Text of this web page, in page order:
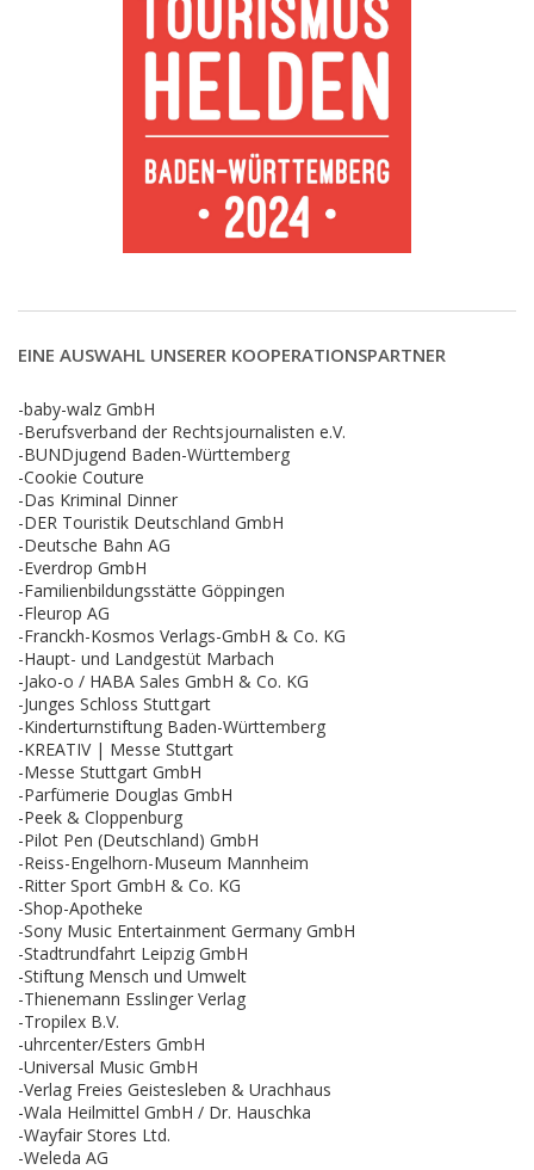
EINE AUSWAHL UNSERER KOOPERATIONSPARTNER
-baby-walz GmbH
-Berufsverband der Rechtsjournalisten e.V.
-BUNDjugend Baden-Württemberg
-Cookie Couture
-Das Kriminal Dinner
-DER Touristik Deutschland GmbH
-Deutsche Bahn AG
-Everdrop GmbH
-Familienbildungsstätte Göppingen
-Fleurop AG
-Franckh-Kosmos Verlags-GmbH & Co. KG
-Haupt- und Landgestüt Marbach
-Jako-o / HABA Sales GmbH & Co. KG
-Junges Schloss Stuttgart
-Kinderturnstiftung Baden-Württemberg
-KREATIV | Messe Stuttgart
-Messe Stuttgart GmbH
-Parfümerie Douglas GmbH
-Peek & Cloppenburg
-Pilot Pen (Deutschland) GmbH
-Reiss-Engelhorn-Museum Mannheim
-Ritter Sport GmbH & Co. KG
-Shop-Apotheke
-Sony Music Entertainment Germany GmbH
-Stadtrundfahrt Leipzig GmbH
-Stiftung Mensch und Umwelt
-Thienemann Esslinger Verlag
-Tropilex B.V.
-uhrcenter/Esters GmbH
-Universal Music GmbH
-Verlag Freies Geistesleben & Urachhaus
-Wala Heilmittel GmbH / Dr. Hauschka
-Wayfair Stores Ltd.
-Weleda AG